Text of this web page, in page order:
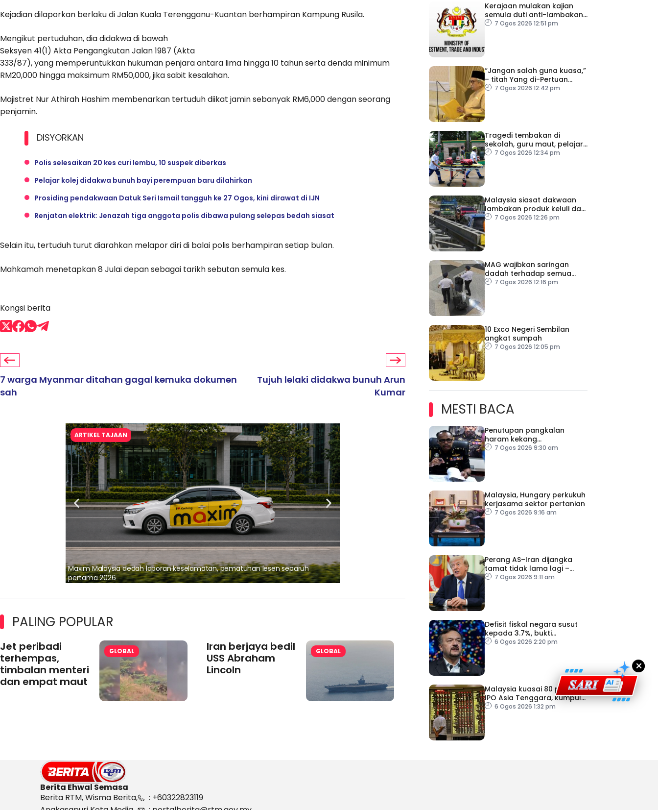
Kejadian dilaporkan berlaku di Jalan Kuala Terengganu-Kuantan berhampiran Kampung Rusila.
Mengikut pertuduhan, dia didakwa di bawah
Seksyen 41(1) Akta Pengangkutan Jalan 1987 (Akta
333/87), yang memperuntukkan hukuman penjara antara lima hingga 10 tahun serta denda minimum
RM20,000 hingga maksimum RM50,000, jika sabit kesalahan.
Majistret Nur Athirah Hashim membenarkan tertuduh diikat jamin sebanyak RM6,000 dengan seorang
penjamin.
DISYORKAN
Polis selesaikan 20 kes curi lembu, 10 suspek diberkas
Pelajar kolej didakwa bunuh bayi perempuan baru dilahirkan
Prosiding pendakwaan Datuk Seri Ismail tangguh ke 27 Ogos, kini dirawat di IJN
Renjatan elektrik: Jenazah tiga anggota polis dibawa pulang selepas bedah siasat
Selain itu, tertuduh turut diarahkan melapor diri di balai polis berhampiran setiap bulan.
Mahkamah menetapkan 8 Julai depan sebagai tarikh sebutan semula kes.
Kongsi berita
7 warga Myanmar ditahan gagal kemuka dokumen
sah
Tujuh lelaki didakwa bunuh Arun
Kumar
ARTIKEL TAJAAN
Maxim Malaysia dedah laporan keselamatan, pematuhan lesen separuh
pertama 2026
Ajinomoto (Malaysia) Berhad Perkasa SCORE Marathon 2026 Melalui Kerjasama
aminoVITAL® Bersama Pempengaruh Larian Antarabangsa
PALING POPULAR
Jet peribadi
terhempas,
timbalan menteri
dan empat maut
GLOBAL
Iran berjaya bedil
USS Abraham
Lincoln
GLOBAL
Kerajaan mulakan kajian
semula duti anti-lambakan
import gegelung keluli dari
7 Ogos 2026 12:51 pm
“Jangan salah guna kuasa,”
– titah Yang di-Pertuan
Besar Negeri Sembilan
7 Ogos 2026 12:42 pm
Tragedi tembakan di
sekolah, guru maut, pelajar
bunuh diri
7 Ogos 2026 12:34 pm
Malaysia siasat dakwaan
lambakan produk keluli dari
China, Taiwan dan Vietnam
7 Ogos 2026 12:26 pm
MAG wajibkan saringan
dadah terhadap semua
juruterbang
7 Ogos 2026 12:16 pm
10 Exco Negeri Sembilan
angkat sumpah
7 Ogos 2026 12:05 pm
MESTI BACA
Penutupan pangkalan
haram kekang
penyeludupan di Kelantan
7 Ogos 2026 9:30 am
Malaysia, Hungary perkukuh
kerjasama sektor pertanian
7 Ogos 2026 9:16 am
Perang AS–Iran dijangka
tamat tidak lama lagi –
Trump
7 Ogos 2026 9:11 am
Defisit fiskal negara susut
kepada 3.7%, bukti
keyakinan pelabur masih
6 Ogos 2026 2:20 pm
Malaysia kuasai 80 peratus
IPO Asia Tenggara, kumpul
AS$1.4 bilion separuh
6 Ogos 2026 1:32 pm
×
Berita Ehwal Semasa
Berita RTM, Wisma Berita,
: +60322823119